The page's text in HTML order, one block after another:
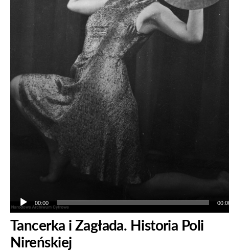
00:00
Tancerka i Zagłada. Historia Poli
Nireńskiej